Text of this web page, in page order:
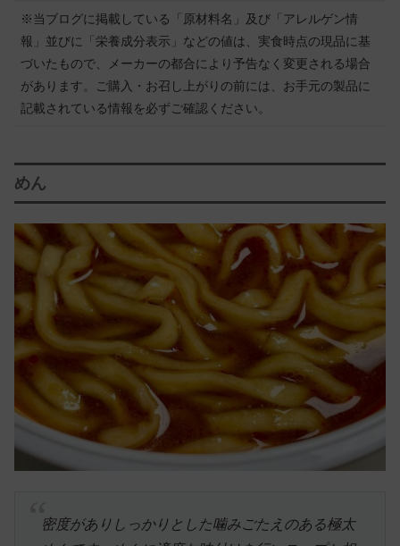
※当ブログに掲載している「原材料名」及び「アレルゲン情
報」並びに「栄養成分表示」などの値は、実食時点の現品に基
づいたもので、メーカーの都合により予告なく変更される場合
があります。ご購入・お召し上がりの前には、お手元の製品に
記載されている情報を必ずご確認ください。
めん
密度がありしっかりとした噛みごたえのある極太